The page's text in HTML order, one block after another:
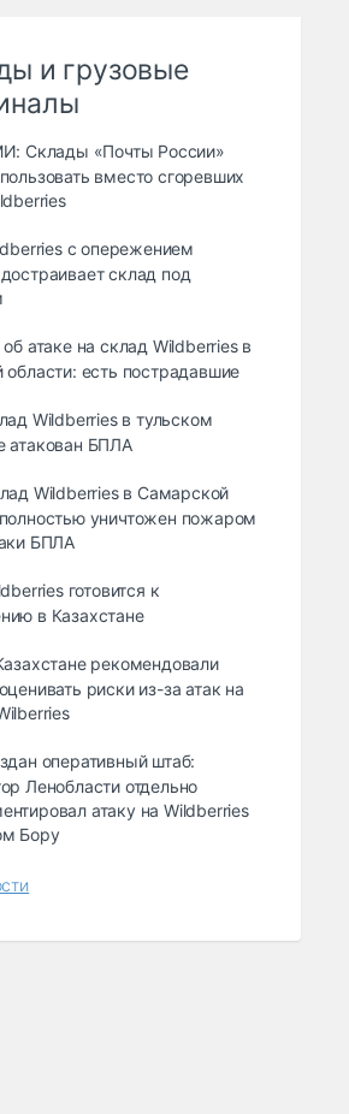
и грузовые
Склады «Почты России»
вместо сгоревших
с опережением
склад под
атаке на склад Wildberries в
области: есть пострадавшие
Wildberries в тульском
атакован БПЛА
Wildberries в Самарской
уничтожен пожаром
БПЛА
готовится к
в Казахстане
рекомендовали
риски из-за атак на
оперативный штаб:
Ленобласти отдельно
атаку на Wildberries
Бору